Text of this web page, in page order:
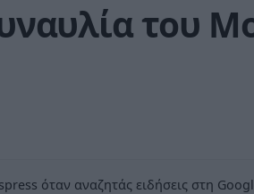
του
όταν αναζητάς ειδήσεις στη